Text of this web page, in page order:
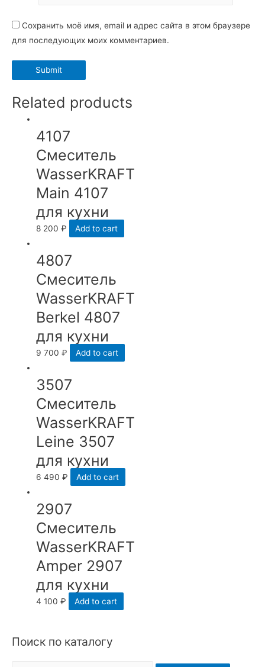
Поиск по каталогу
Сохранить моё имя, email и адрес сайта в этом браузере
для последующих моих комментариев.
Related products
4107
Смеситель
WasserKRAFT
Main 4107
для кухни
8 200₽ Add to cart
4807
Смеситель
WasserKRAFT
Berkel 4807
для кухни
9 700₽ Add to cart
3507
Смеситель
WasserKRAFT
Leine 3507
для кухни
6 490₽ Add to cart
2907
Смеситель
WasserKRAFT
Amper 2907
для кухни
4 100₽ Add to cart